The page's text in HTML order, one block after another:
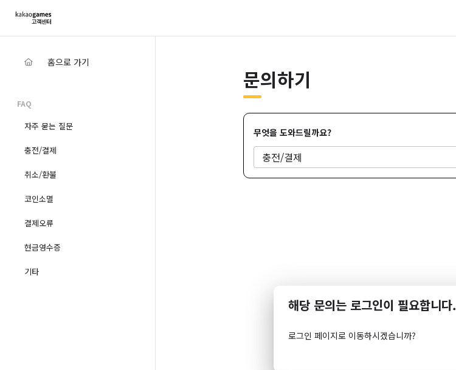
홈으로 가기
FAQ
자주 묻는 질문
충전/결제
취소/환불
코인소멸
결제오류
현금영수증
기타
문의하기
무엇을 도와드릴까요?
충전/결제
해당 문의는 로그인이 필요합니다.
로그인 페이지로 이동하시겠습니까?